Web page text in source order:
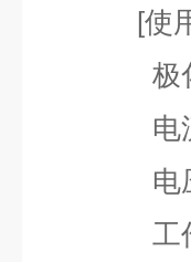
[使用说
极化
电流输
电压输
工作电